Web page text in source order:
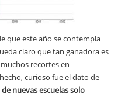
que este año se contempla
claro que tan ganadora es
recortes en
curioso fue el dato de
nuevas escuelas solo